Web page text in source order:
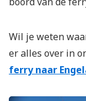
Wil je weten
er alles over in
ferry naar